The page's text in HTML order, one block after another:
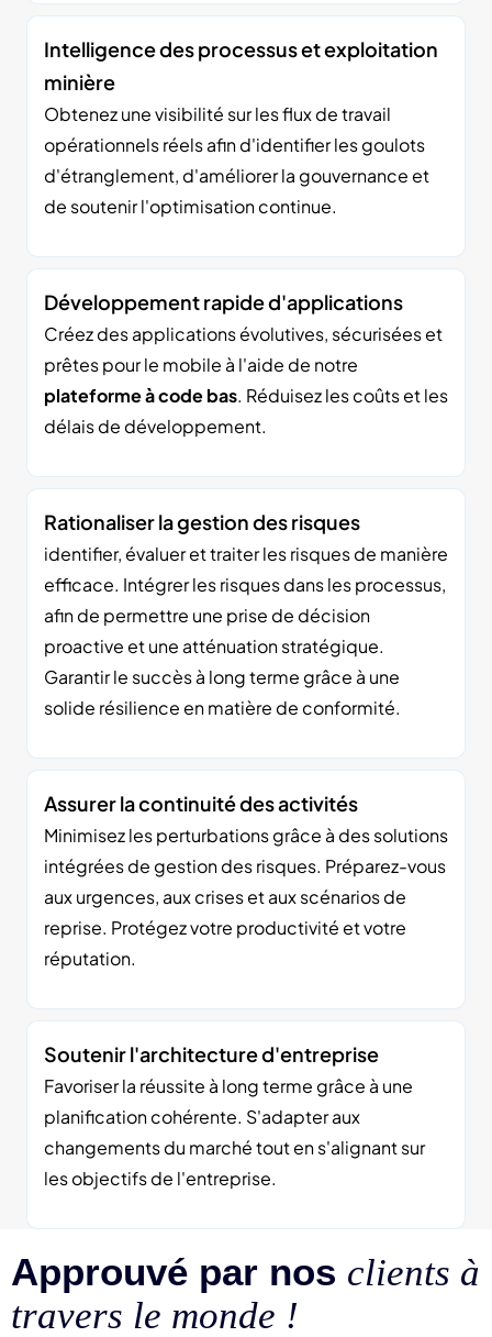
Intelligence des processus et exploitation
minière
Obtenez une visibilité sur les flux de travail
opérationnels réels afin d'identifier les goulots
d'étranglement, d'améliorer la gouvernance et
de soutenir l'optimisation continue.
Développement rapide d'applications
Créez des applications évolutives, sécurisées et
prêtes pour le mobile à l'aide de notre
plateforme à code bas. Réduisez les coûts et les
délais de développement.
Rationaliser la gestion des risques
identifier, évaluer et traiter les risques de manière
efficace. Intégrer les risques dans les processus,
afin de permettre une prise de décision
proactive et une atténuation stratégique.
Garantir le succès à long terme grâce à une
solide résilience en matière de conformité.
Assurer la continuité des activités
Minimisez les perturbations grâce à des solutions
intégrées de gestion des risques. Préparez-vous
aux urgences, aux crises et aux scénarios de
reprise. Protégez votre productivité et votre
réputation.
Soutenir l'architecture d'entreprise
Favoriser la réussite à long terme grâce à une
planification cohérente. S'adapter aux
changements du marché tout en s'alignant sur
les objectifs de l'entreprise.
Approuvé par nos clients à
travers le monde !